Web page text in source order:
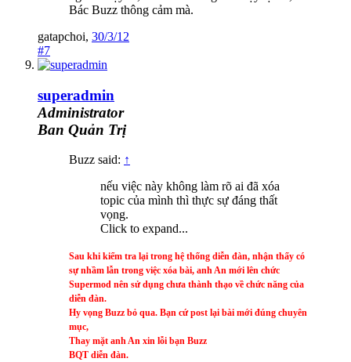
Bác Buzz thông cảm mà.
gatapchoi, 30/3/12
#7
superadmin
Administrator
Ban Quản Trị
Buzz said: ↑
nếu việc này không làm rõ ai đã xóa
topic của mình thì thực sự đáng thất
vọng.
Click to expand...
Sau khi kiểm tra lại trong hệ thống diễn đàn, nhận thấy có
sự nhầm lẫn trong việc xóa bài, anh An mới lên chức
Supermod nên sử dụng chưa thành thạo về chức năng của
diễn đàn.
Hy vọng Buzz bỏ qua. Bạn cứ post lại bài mới đúng chuyên
mục,
Thay mặt anh An xin lỗi bạn Buzz
BQT diễn đàn.